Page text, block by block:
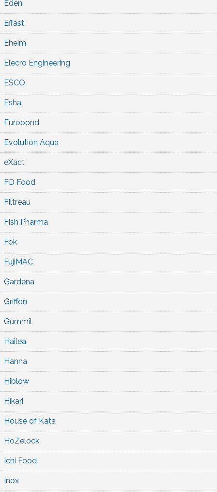
Eden
Effast
Eheim
Elecro Engineering
ESCO
Esha
Europond
Evolution Aqua
eXact
FD Food
Filtreau
Fish Pharma
Fok
FujiMAC
Gardena
Griffon
Gummil
Hailea
Hanna
Hiblow
Hikari
House of Kata
HoZelock
Ichi Food
Inox